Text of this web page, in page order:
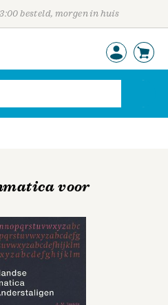
besteld, morgen in huis
voor